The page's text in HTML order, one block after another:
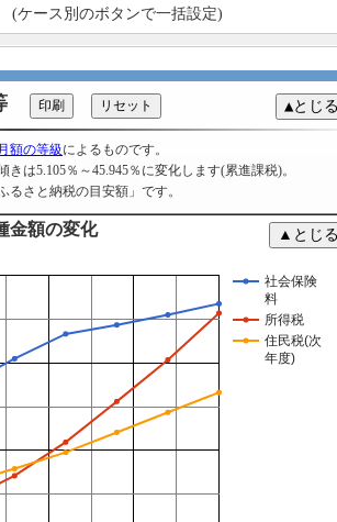
(ケース別のボタンで一括設定)
額の等級によるものです。
は5.105％～45.945％に変化します(累進課税)。
さと納税の目安額」です。
変化
社会保険
料
所得税
住民税(次
年度)